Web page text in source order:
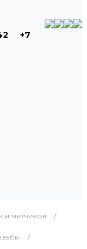
+7
и метчиков
/
/